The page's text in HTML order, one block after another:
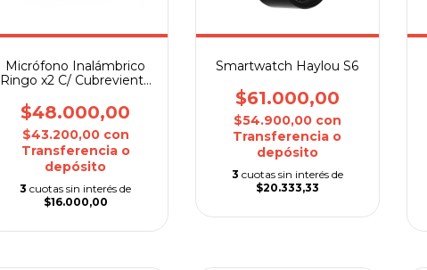
Micrófono Inalámbrico
Ringo x2 C/ Cubreviento
Lightning
$48.000,00
$43.200,00 con
Transferencia o
depósito
3 cuotas sin interés de
$16.000,00
Smartwatch Haylou S6
$61.000,00
$54.900,00 con
Transferencia o
depósito
3 cuotas sin interés de
$20.333,33